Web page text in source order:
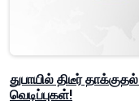
துபாயில் திடீர்
வெடிப்புகள்!